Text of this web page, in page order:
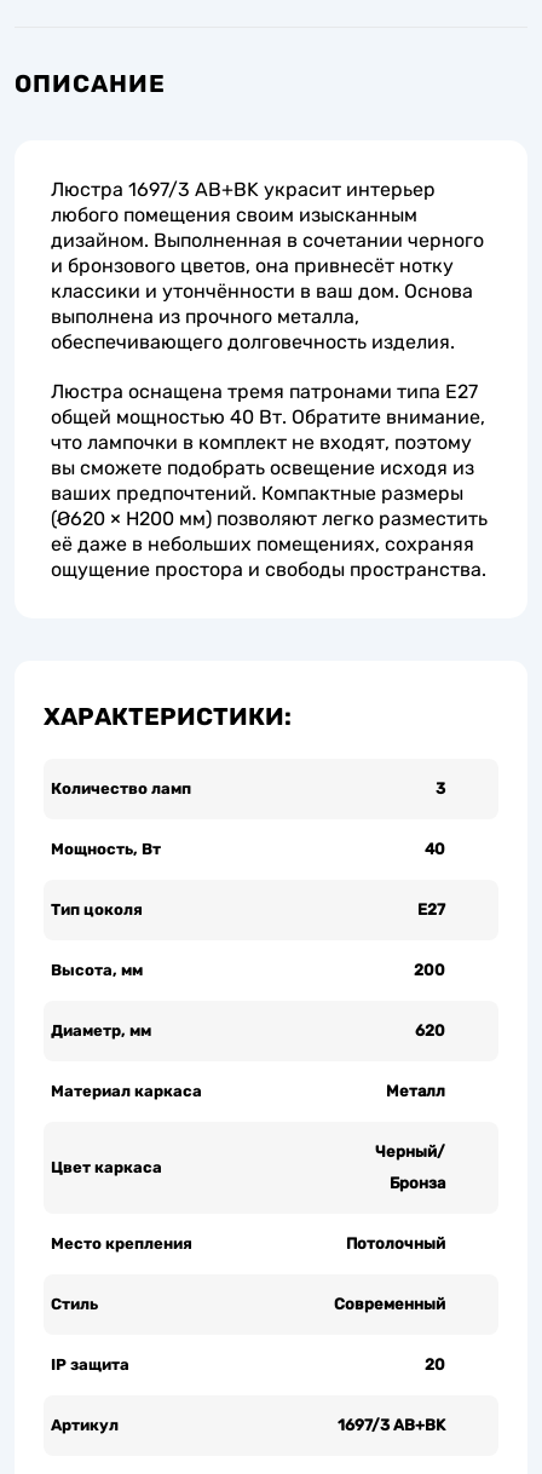
ОПИСАНИЕ
Люстра 1697/3 AB+BK украсит интерьер
любого помещения своим изысканным
дизайном. Выполненная в сочетании черного
и бронзового цветов, она привнесёт нотку
классики и утончённости в ваш дом. Основа
выполнена из прочного металла,
обеспечивающего долговечность изделия.
Люстра оснащена тремя патронами типа E27
общей мощностью 40 Вт. Обратите внимание,
что лампочки в комплект не входят, поэтому
вы сможете подобрать освещение исходя из
ваших предпочтений. Компактные размеры
(Ø620 × H200 мм) позволяют легко разместить
её даже в небольших помещениях, сохраняя
ощущение простора и свободы пространства.
ХАРАКТЕРИСТИКИ:
Количество ламп 3
Мощность, Вт 40
Тип цоколя Е27
Высота, мм 200
Диаметр, мм 620
Материал каркаса Металл
Цвет каркаса
Черный/
Бронза
Место крепления Потолочный
Стиль Современный
IP защита 20
Артикул 1697/3 AB+BK